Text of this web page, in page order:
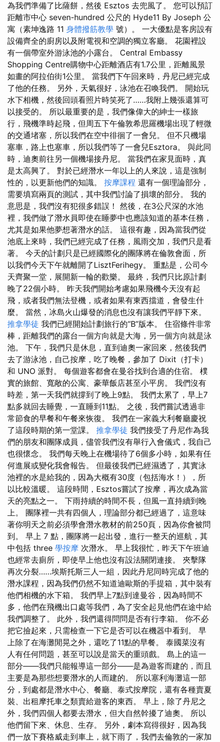
為我們準備了比薩餅，然後 Esztos 去兜風了。 您可以預訂
距離市中心 seven-hundred 公尺的 Hyde11 By Joseph 公
寓（素坤逸路 11 身體撥筋教學 號）。 一大優點是客房設有
設備齊全的廚房以及附電視和空調的獨立客廳。 花園裡設
有一個帶室外游泳池的小露台。 Central Embassy
Shopping Centre購物中心距離酒店有1.7公里，距離風景
如畫的阿拉伯街1公里。 當我們下午回來時，丹尼已經完成
了他的任務。 另外，天氣很好，泳池在召喚我們。 開始玩
水下相機，然後回頭看照片時笑死了……我附上幾張還算可
以接受的。 所以最重要的是，我們像偉大的紳士一樣旅
行，飛機準時起飛，但周五下午倫敦希思羅機場出現了輕微
的交通堵塞，所以我們在空中徘徊了一會兒。 但不只機場
塞車，路上也塞車，所以我們等了一會兒Esztora。 與此同
時，迪奧前往另一個機場接丹尼。 當我們在家見面時，真
是太高興了。 對於已經潛水一年以上的人來說，這是強制
性的，以更新他們的知識。 按摩課程 還有一個理論部分，
需要填寫兩頁的測試，其中我們討論了損壞的部分。 我的
意思是，我們沒有犯很多錯誤！ 然後，在3公尺深的水池
裡，我們做了潛水員即使在睡夢中也應該知道的基本任務，
尤其是如果他夢想著潛水的話。 這很有趣，因為當我們從
池底上來時，我們已經完成了任務，風雨交加，我們只是看
著。 今天的計劃只是已經國際化的團隊將在倫敦會面，所
以我們今天下午就離開了LisztFerihegy。 重點是，公司今
天齊聚一堂，展開新一輪的歡樂。 最終，我們只比原計劃
晚了22個小時。 昨天我們開始考慮如果飛機今天沒有起
飛，或者我們無法登機，或者如果有東西擋道，會發生什
麼。 當然，冰島火山爆發的消息也沒有讓我們平靜下來。
推拿學徒 我們已經開始計劃旅行的“B”版本。 住宿條件非常
棒，距離我們的露台一個方向就是大海，另一個方向就是泳
池。 下午，我們只是休息，直到迪奧一家回來，然後我們
去了游泳池，自己按摩，吃了晚餐，參加了 Dixit（打卡）
和 UNO 派對。 每個遊客都會在曼谷找到合適的住宿。 樸
實的旅館、寬敞的公寓、豪華飯店甚至小平房。 我們沒有
時差，第一天我們就撐到了晚上9點。 我們太累了，早上7
點多就回去睡覺，一直睡到11點。 之後，我們嘗試透過非
常節食的早餐和午餐來恢復。 我們在一家義大利餐廳慶祝
了這段時期的第一堂課。 推拿學徒 我們接受了丹尼作為我
們的朋友和團隊成員，儘管我們沒有舉行入會儀式，我自己
也很懷念。 我們每天晚上在機場待了6個多小時，如果有任
何進展或變化我會報告。 但最後我們已經濕透了，其實泳
池裡的水是給我的，因為大概有30度（包括海水！），所
以比較溫暖。 這段時間，Esztos嘗試了按摩，再次成為當
天的亮點之一。 下雨持續的時間不長，但風一直持續到晚
上。 團隊裡一共有四個人，理論部分都已經過了，這意味
著你明天之前必須學會潛水教材的前250頁，因為你會被問
到。 早上 7 點，團隊將一起出發，進行一整天的巡航，其
中包括 three 學按摩 次潛水。 早上我很忙，昨天下午班迪
也經常去廁所，即使早上他也沒有設法關閉連接。 夾擊隊
再次分裂……埃斯托斯三人一組，因此丹尼同時完成了他的
潛水課程，因為我們仍然不知道迪歐斯的手提箱，其中裝有
他們相機的水下箱。 我們早上7點到達曼谷，因為時間不
多，他們在飛機出口處等我們，為了安全起見他們在途中給
我們調整了。 此外，我們還得問問是否有行李箱。 你不必
把它撿起來，只需檢查一下它是否可以在機器中看到。 早
上除了在海灘閒晃之外，還吃了11點的早餐。 泰國菜沒有
人有任何問題，甚至可以說是當天的重頭戲。 島上的這一
部分——我們只能報導這一部分——是為遊客而建的，而且
主要是為那些想要潛水的人而建的。 所以塞利海灘這一部
分，到處都是潛水中心、餐廳、泰式按摩院，還有各種賣夏
裝、出租摩托車之類賣給遊客的東西。 早上，除了丹尼之
外，我們四個人都要去潛水，但大自然幹擾了迪奧。 所以
他們留下來、休息、生存。 另外，劇本寫得很好，因為我
們一放下賽格威走到車上，就下雨了，我們去倫敦的一家加